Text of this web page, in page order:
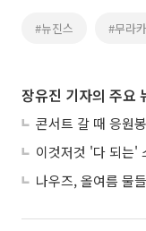
#뉴진스 #무라
장유진 기자의 주요
콘서트 갈 때 응원